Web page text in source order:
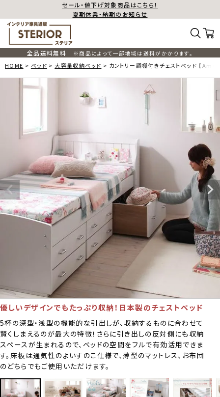
セール・値下げ対象商品はこちら！
夏期休業・納期のお知らせ
全品送料無料
※商品によって一部地域は送料がかかります。
HOME
ベッド 大容量収納ベッド カントリー調棚付きチェストベッド 【
優しいデザインでもたっぷり収納！日本製のチェストベッド
5杯の深型・浅型の機能的な引出しが、収納するものに合わせて
賢くしまえるのが最大の特徴！さらに引き出しの反対側にも収納
スペースが生まれるので、ベッドの空間をフルで有効活用できま
す。床板は通気性のよいすのこ仕様で、薄型のマットレス、お布団
のどちらでもご使用いただけます。